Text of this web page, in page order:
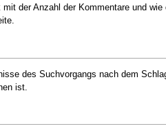
der Anzahl der Kommentare und
des Suchvorgangs nach dem
ist.